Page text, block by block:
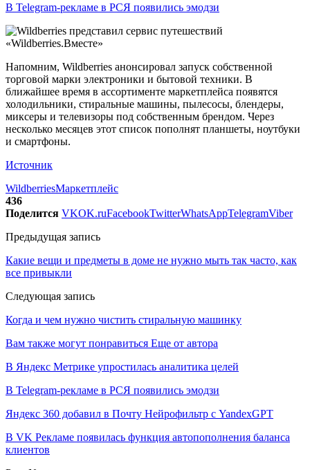
В Telegram-рекламе в РСЯ появились эмодзи
Напомним, Wildberries анонсировал запуск собственной
торговой марки электроники и бытовой техники. В
ближайшее время в ассортименте маркетплейса появятся
холодильники, стиральные машины, пылесосы, блендеры,
миксеры и телевизоры под собственным брендом. Через
несколько месяцев этот список пополнят планшеты, ноутбуки
и смартфоны.
Источник
WildberriesМаркетплейс
436
Поделится VKOK.ruFacebookTwitterWhatsAppTelegramViber
Предыдущая запись
Какие вещи и предметы в доме не нужно мыть так часто, как
все привыкли
Следующая запись
Когда и чем нужно чистить стиральную машинку
Вам также могут понравиться Еще от автора
В Яндекс Метрике упростилась аналитика целей
В Telegram-рекламе в РСЯ появились эмодзи
Яндекс 360 добавил в Почту Нейрофильтр с YandexGPT
В VK Рекламе появилась функция автопополнения баланса
клиентов